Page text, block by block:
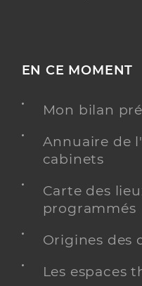
EN CE MOMENT
Mon bilan
Annuaire de
cabinets
Carte des
programmés
Origines des
Les espaces